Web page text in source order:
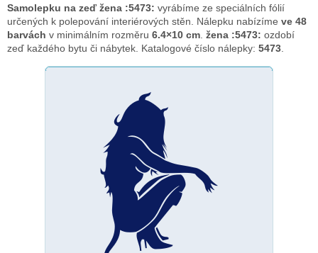
Samolepku na zeď žena :5473: vyrábíme ze speciálních fólií
určených k polepování interiérových stěn. Nálepku nabízíme ve 48
barvách v minimálním rozměru 6.4×10 cm žena :5473: ozdobí
zeď každého bytu či nábytek. Katalogové číslo nálepky: 5473